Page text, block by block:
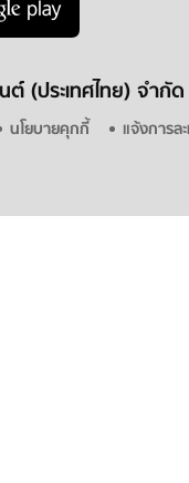
ต์ (ประเทศไทย) จำกัด
นโยบายคุกกี้ แจ้งการล